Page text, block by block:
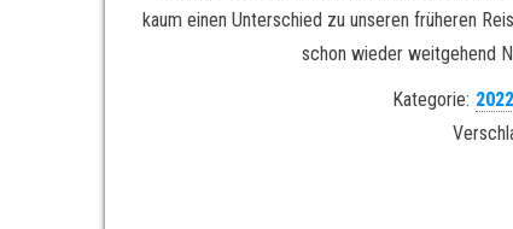
kaum einen Unterschied zu unseren früheren
schon wieder weitgehend
Kategorie: